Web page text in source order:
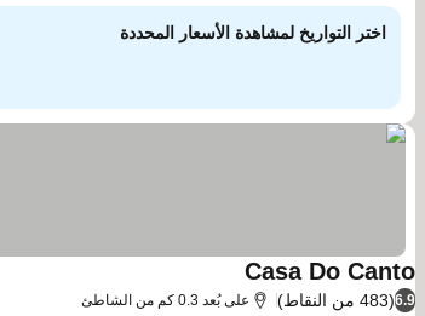
اختر التواريخ لمشاهدة الأسعار المحددة
Casa Do Canto
6.9(483 من النقاط) على بُعد 0.3 كم من الشاطئ